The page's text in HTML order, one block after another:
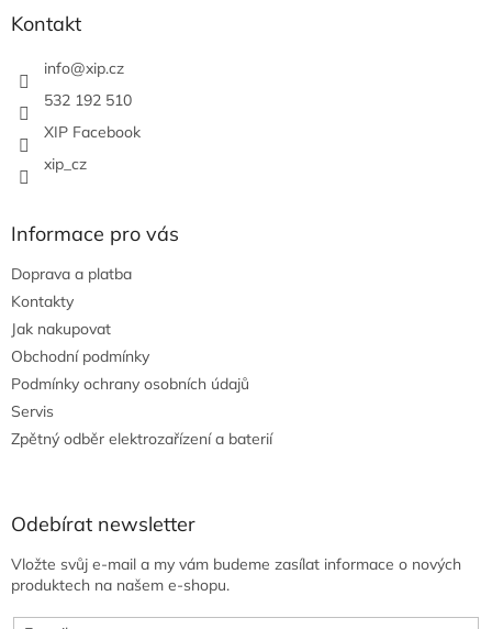
Kontakt
info@xip.cz
532 192 510
XIP Facebook
xip_cz
Informace pro vás
Doprava a platba
Kontakty
Jak nakupovat
Obchodní podmínky
Podmínky ochrany osobních údajů
Servis
Zpětný odběr elektrozařízení a baterií
Odebírat newsletter
Vložte svůj e-mail a my vám budeme zasílat informace o nových
produktech na našem e-shopu.